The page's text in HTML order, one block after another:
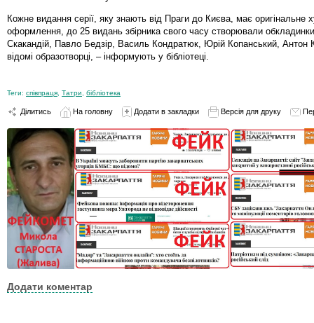
Кожне видання серії, яку знають від Праги до Києва, має оригінальне
оформлення, до 25 видань збірника свого часу створювали
Скакандій, Павло Бедзір, Василь Кондратюк, Юрій Копанський, Антон
відомі образотворці, – інформують у бібліотеці.
Теги: співпраця Татри бібліотека
Ділитись На головну Додати в закладки Версія для друку
Додати коментар